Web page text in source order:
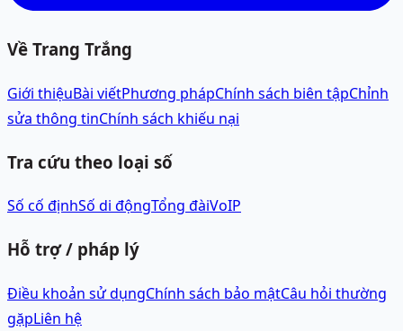
Về Trang Trắng
Giới thiệuBài viếtPhương phápChính sách biên tậpChỉnh
sửa thông tinChính sách khiếu nại
Tra cứu theo loại số
Số cố địnhSố di độngTổng đàiVoIP
Hỗ trợ / pháp lý
Điều khoản sử dụngChính sách bảo mậtCâu hỏi thường
gặpLiên hệ